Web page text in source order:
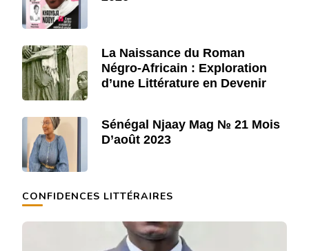
La Naissance du Roman
Négro-Africain : Exploration
d’une Littérature en Devenir
Sénégal Njaay Mag № 21 Mois
D’août 2023
CONFIDENCES LITTÉRAIRES